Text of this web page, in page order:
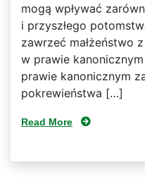
mogą wpływać
i przyszłego
zawrzeć małżeństwo
w prawie
prawie kanonicznym
pokrewieństwa […]
Read More